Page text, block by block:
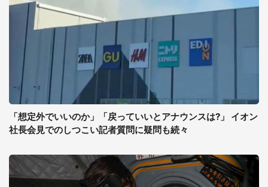
「想定外でいいのか」「戻っていいとアナウンスは?」 イオン
社長会見でのしつこい記者質問に疑問も続々